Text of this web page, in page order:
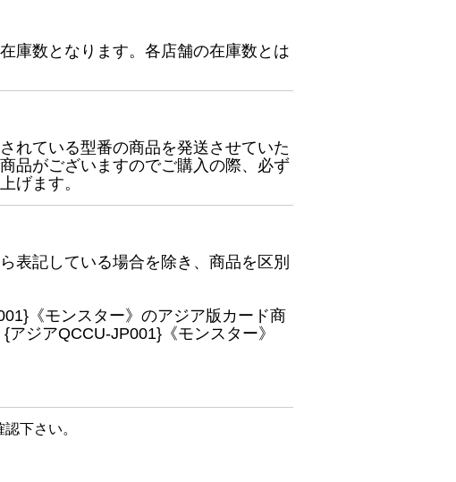
庫数となります。各店舗の在庫数とは
れている型番の商品を発送させていた
品がございますのでご購入の際、必ず
げます。
表記している場合を除き、商品を区別
《モンスター》のアジア版カード商
ジアQCCU-JP001}《モンスター》
下さい。